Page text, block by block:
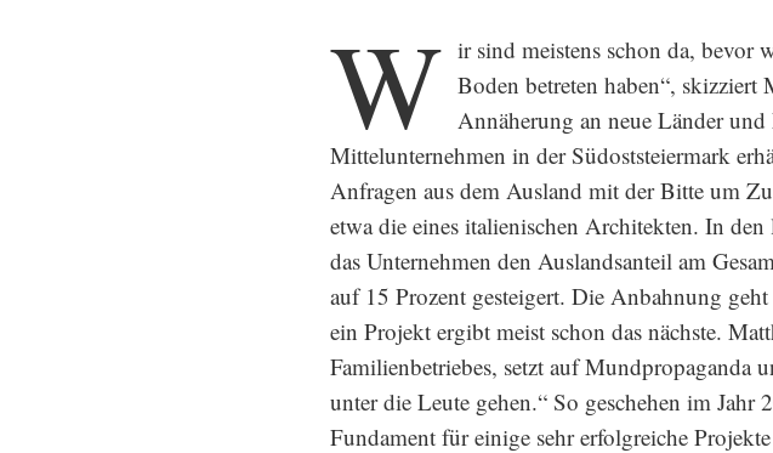
W ir sind meistens schon da, bevor
Boden betreten haben“, skizziert
Annäherung an neue Länder
Mittelunternehmen in der Südoststeiermark
Anfragen aus dem Ausland mit der Bitte um
etwa die eines italienischen Architekten. In den
das Unternehmen den Auslandsanteil am
auf 15 Prozent gesteigert. Die Anbahnung
ein Projekt ergibt meist schon das nächste.
Familienbetriebes, setzt auf Mundpropaganda
unter die Leute gehen.“ So geschehen im
Fundament für einige sehr erfolgreiche